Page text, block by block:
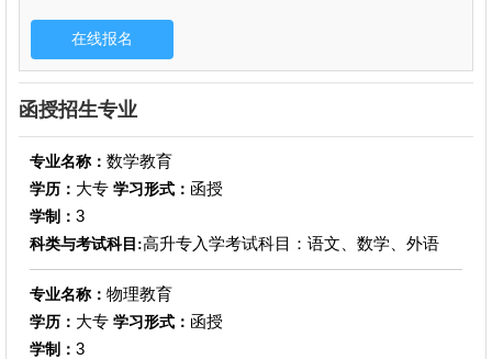
函授招生专业
专业名称： 数学教育
学历： 大专 学习形式： 函授
学制： 3
科类与考试科目:高升专入学考试科目：语文、数学、外语
专业名称： 物理教育
学历： 大专 学习形式： 函授
学制： 3